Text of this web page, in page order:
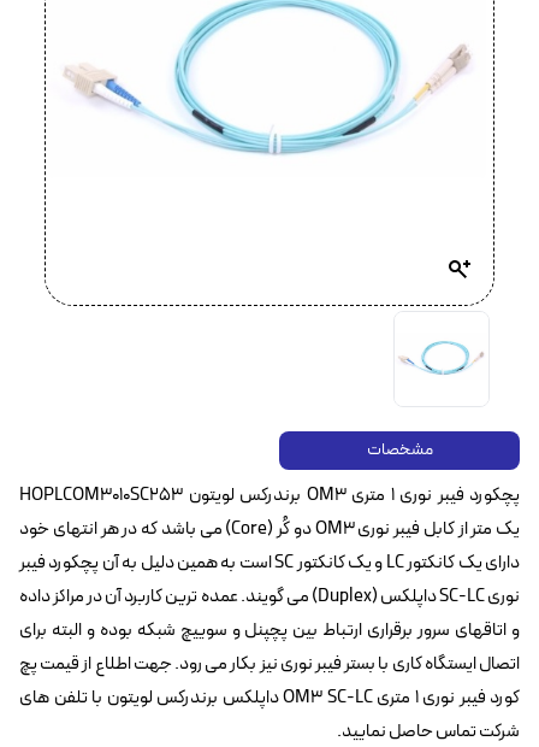
مشخصات
پچکورد فیبر نوری ۱ متری OM3 برندرکس لویتون HOPLCOM3010SC253
یک متر از کابل فیبر نوری OM3 دو کُر (Core) می باشد که در هر انتهای خود
دارای یک کانکتور LC و یک کانکتور SC است به همین دلیل به آن پچکورد فیبر
نوری SC-LC داپلکس (Duplex) می گویند. عمده ترین کاربرد آن در مراکز داده
و اتاقهای سرور برقراری ارتباط بین پچپنل و سوییچ شبکه بوده و البته برای
اتصال ایستگاه کاری با بستر فیبر نوری نیز بکار می رود. جهت اطلاع از قیمت پچ
کورد فیبر نوری ۱ متری OM3 SC-LC داپلکس برندرکس لویتون با تلفن های
شرکت تماس حاصل نمایید.